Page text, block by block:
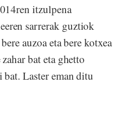
itzulpena
sarrerak guztiok
auzoa eta bere kotxea
bat eta ghetto
Laster eman ditu